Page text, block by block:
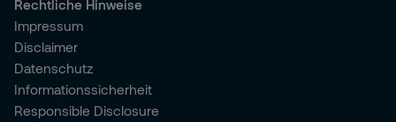
Rechtliche Hinweise
Impressum
Disclaimer
Datenschutz
Informationssicherheit
Responsible Disclosure